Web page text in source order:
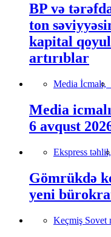
BP və
ton
kapital
artırıblar
Media İcmalı,
Media
6 avqust
Ekspress təhlil,
Gömrükdə
yeni
Keçmiş Sovet